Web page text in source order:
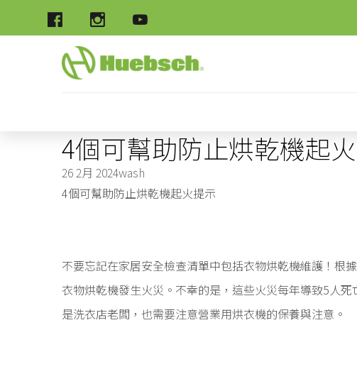
4個可幫助防止烘乾機起
26 2月 2024wash
4個可幫助防止烘乾機起火提示
不要忘記在家居安全檢查清單中包括衣物烘乾機維護！根
衣物烘乾機發生火災。不幸的是，這些火災每年導致5人
是洗衣店老闆，也需要注意營業用烘衣機的保養與注意。